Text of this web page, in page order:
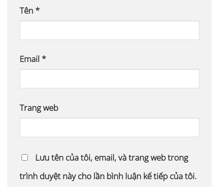
Tên *
Email *
Trang web
Lưu tên của tôi, email, và trang web trong
trình duyệt này cho lần bình luận kế tiếp của tôi.